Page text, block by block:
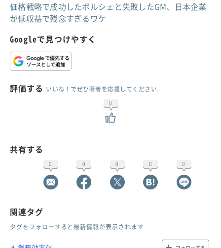
価格戦略で成功したポルシェと失敗したGM、日本企業
が低収益で残念すぎるワケ
Googleで見つけやすく
評価する いいね！でぜひ著者を応援してください
0
共有する
0 0 0 0 0
関連タグ
タグをフォローすると最新情報が表示されます